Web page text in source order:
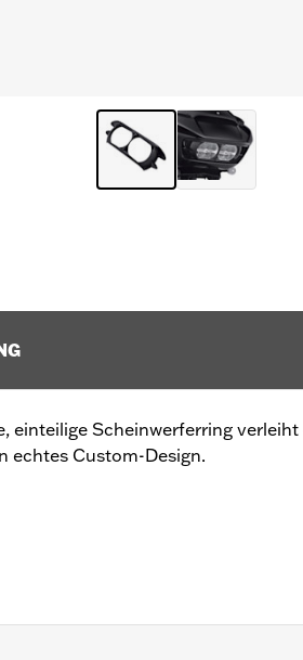
einteilige Scheinwerferring
echtes Custom-Design.